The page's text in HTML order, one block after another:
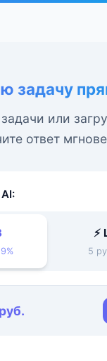
задачу
задачи или
ответ
5